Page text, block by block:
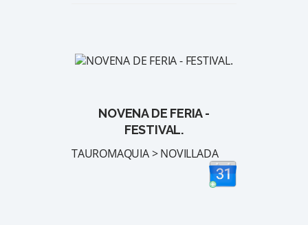
NOVENA DE FERIA -
FESTIVAL.
TAUROMAQUIA > NOVILLADA